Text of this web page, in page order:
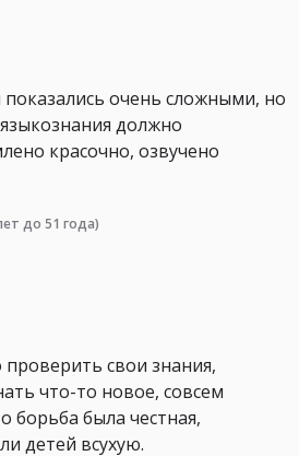
очень сложными, но
должно
красочно, озвучено
до 51 года)
свои знания,
что-то новое, совсем
борьба была честная,
детей всухую.